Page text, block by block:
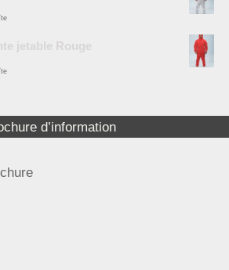
jetable Rouge
d’information